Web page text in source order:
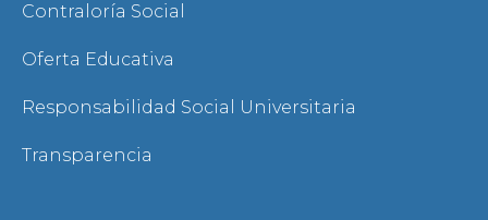
Contraloría Social
Oferta Educativa
Responsabilidad Social Universitaria
Transparencia